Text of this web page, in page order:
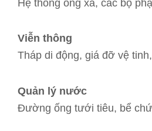
Hệ thống ống xả, các bộ
Viễn thông
Tháp di động, giá đỡ vệ
Quản lý nước
Đường ống tưới tiêu, bể